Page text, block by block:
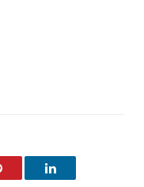
Pinterest LinkedIn